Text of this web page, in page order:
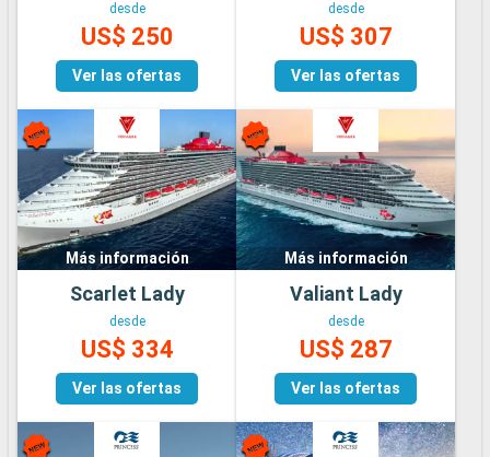
desde
US$ 250
Ver las ofertas
desde
US$ 307
Ver las ofertas
Más información
Scarlet Lady
desde
US$ 334
Ver las ofertas
Más información
Valiant Lady
desde
US$ 287
Ver las ofertas